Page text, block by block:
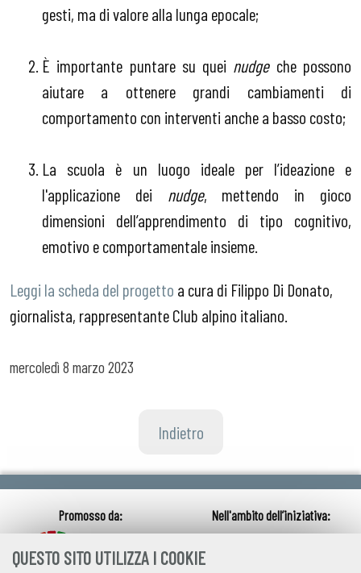
QUESTO SITO UTILIZZA I COOKIE
gesti, ma di valore alla lunga epocale;
È importante puntare su quei nudgeche possono
aiutare a ottenere grandi cambiamenti di
comportamento con interventi anche a basso costo;
La scuola è un luogo ideale per l’ideazione e
l'applicazione dei nudge, mettendo in gioco
dimensioni dell’apprendimento di tipo cognitivo,
emotivo e comportamentale insieme.
Leggi la scheda del progetto a cura di Filippo Di Donato,
giornalista, rappresentante Club alpino italiano.
mercoledì 8 marzo 2023
Indietro